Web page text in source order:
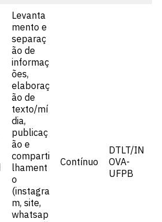
Levanta
mento e
separaç
ão de
informaç
ões,
elaboraç
ão de
texto/mí
dia,
publicaç
ão e
comparti
lhament
o
(instagra
m, site,
whatsap
Contínuo
DTLT/IN
OVA-
UFPB